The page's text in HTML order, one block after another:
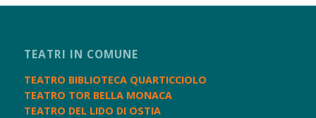
TEATRI IN COMUNE
TEATRO BIBLIOTECA QUARTICCIOLO
TEATRO TOR BELLA MONACA
TEATRO DEL LIDO DI OSTIA